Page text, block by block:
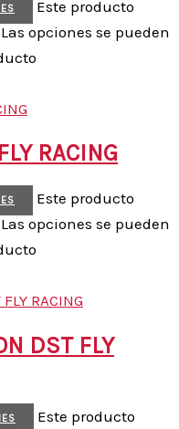
Este producto
opciones se pueden
RACING
Este producto
opciones se pueden
DST FLY
Este producto